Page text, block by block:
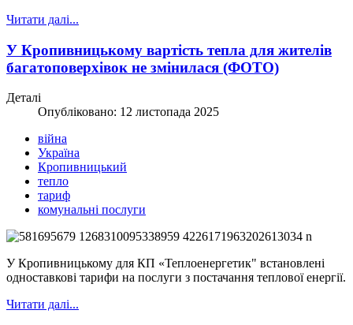
Читати далі...
У Кропивницькому вартість тепла для жителів
багатоповерхівок не змінилася (ФОТО)
Деталі
Опубліковано: 12 листопада 2025
війна
Україна
Кропивницький
тепло
тариф
комунальні послуги
У Кропивницькому для КП «Теплоенергетик" встановлені
одноставкові тарифи на послуги з постачання теплової енергії.
Читати далі...